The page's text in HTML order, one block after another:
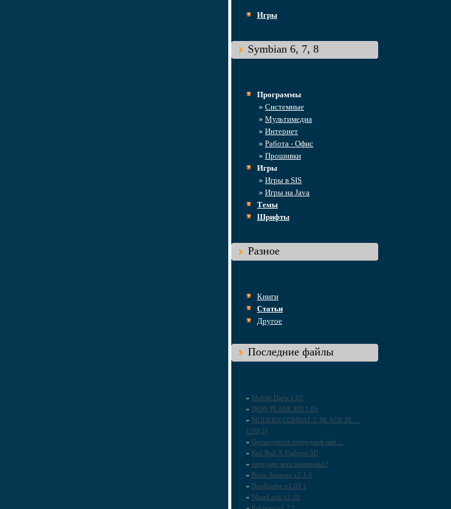
Игры
Symbian 6, 7, 8
Программы
» Системные
» Мультимедиа
» Интернет
» Работа - Офис
» Прошивки
Игры
» Игры в SIS
» Игры на Java
Темы
Шрифты
Разное
Книги
Статьи
Другое
Последние файлы
» Mobile Darts 1.05
» IRON PLANE HD 1.05
» MODERN COMBAT 2: BLACK PE ...
1.00(2)
» Проводитстя очередной наб ...
» Red Bull X-Fighters 3D
» передави всех насекомых!
» Brain Squeeze v2.1.0
» NeoReader v1.03.1
» MazeLock v2.10